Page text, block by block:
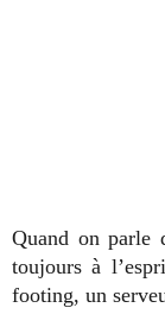
Quand on parle
toujours à
footing, un